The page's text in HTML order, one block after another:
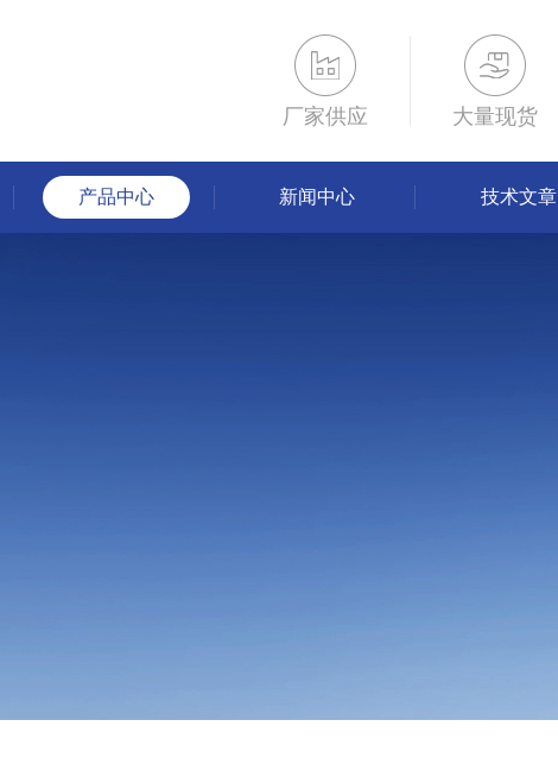
厂家供应 大量现货
产品中心 新闻中心 技术文章